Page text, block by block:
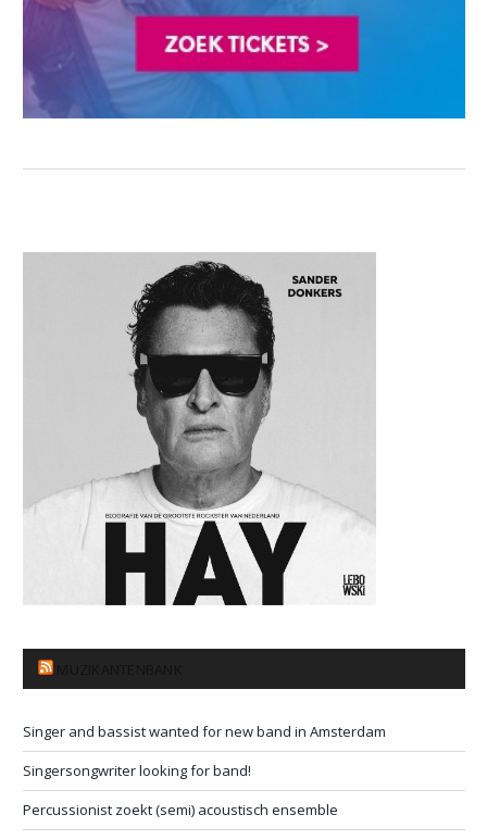
Singer and bassist wanted for new band in Amsterdam
Singersongwriter looking for band!
Percussionist zoekt (semi) acoustisch ensemble